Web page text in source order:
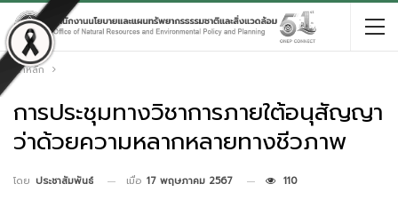
หน้าหลัก
การประชุมทางวิชาการภายใต้อนุสัญญา
ว่าด้วยความหลากหลายทางชีวภาพ
โดย ประชาสัมพันธ์ เมื่อ 17 พฤษภาคม 2567 110